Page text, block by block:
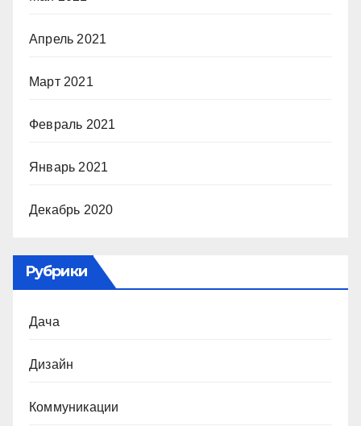
Апрель 2021
Март 2021
Февраль 2021
Январь 2021
Декабрь 2020
Рубрики
Дача
Дизайн
Коммуникации